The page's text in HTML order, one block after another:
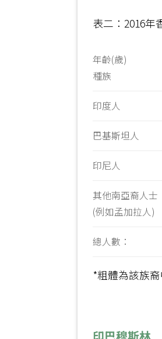
表二：2016年
年齡(歲)
種族
印度人
巴基斯坦人
印尼人
其他南亞裔人士
(例如孟加拉人)
總人數：
*粗體為該族